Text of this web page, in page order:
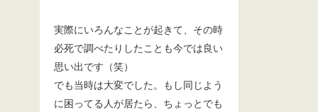
実際にいろんなことが起きて、その時
必死で調べたりしたことも今では良い
思い出です（笑）
でも当時は大変でした。もし同じよう
に困ってる人が居たら、ちょっとでも